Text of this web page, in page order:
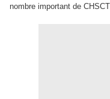
nombre important de